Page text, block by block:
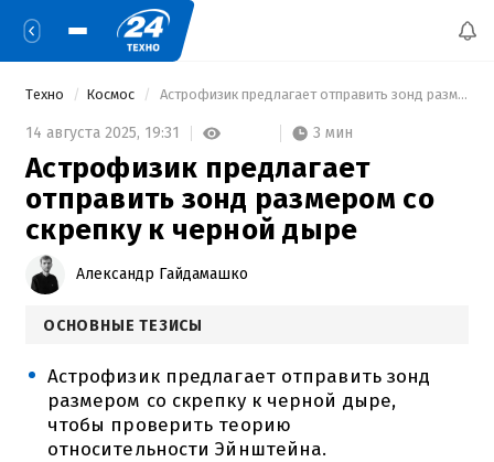
Техно Космос Астрофизик предлагает отправить зонд размером со скрепку к черной дыре
14 августа 2025, 19:31 3 мин
Астрофизик предлагает
отправить зонд размером со
скрепку к черной дыре
Александр Гайдамашко
ОСНОВНЫЕ ТЕЗИСЫ
Астрофизик предлагает отправить зонд
размером со скрепку к черной дыре,
чтобы проверить теорию
относительности Эйнштейна.